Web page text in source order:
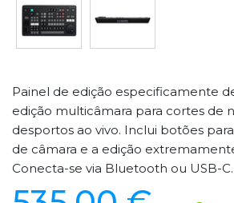
Painel de edição especificamente
edição multicâmara para cortes de
desportos ao vivo. Inclui botões
de câmara e a edição
Conecta-se via Bluetooth ou USB-C.